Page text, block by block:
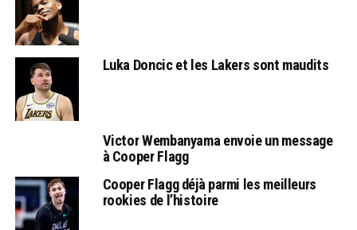
Luka Doncic et les Lakers sont maudits
Victor Wembanyama envoie un message
à Cooper Flagg
Cooper Flagg déjà parmi les meilleurs
rookies de l’histoire